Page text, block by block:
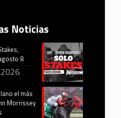
Noticias
8
el más
Morrissey